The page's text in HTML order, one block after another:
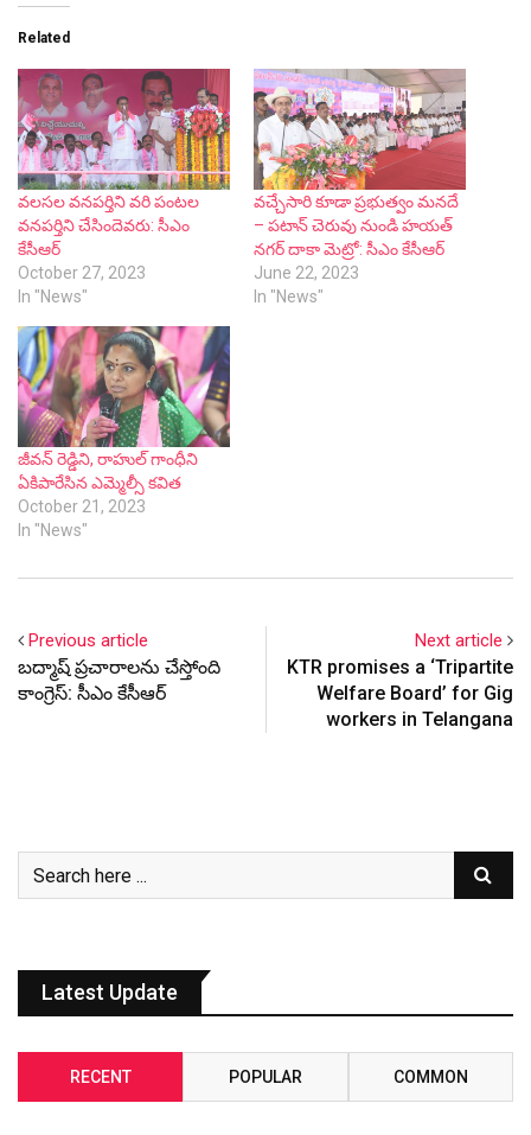
Related
వలసల వనపర్తిని వరి పంటల
వనపర్తిని చేసిందెవరు: సీఎం
కేసీఆర్
October 27, 2023
In "News"
వచ్చేసారి కూడా ప్రభుత్వం మనదే
– పటాన్ చెరువు నుండి హయత్
నగర్ దాకా మెట్రో: సీఎం కేసీఆర్
June 22, 2023
In "News"
జీవన్ రెడ్డిని, రాహుల్ గాంధీని
ఏకిపారేసిన ఎమ్మెల్సీ కవిత
October 21, 2023
In "News"
Previous article
బద్మాష్ ప్రచారాలను చేస్తోంది
కాంగ్రెస్: సీఎం కేసీఆర్
Next article
KTR promises a ‘Tripartite
Welfare Board’ for Gig
workers in Telangana
Latest Update
RECENT POPULAR COMMON